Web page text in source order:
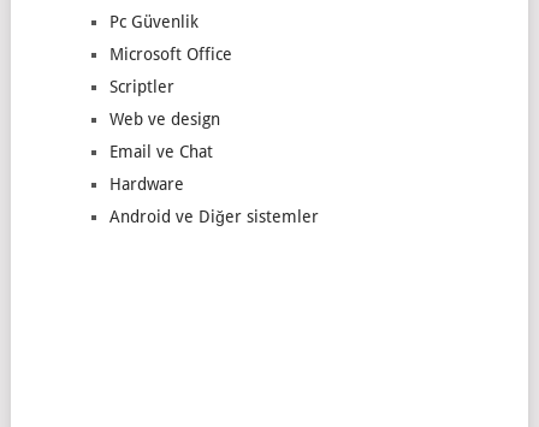
Pc Güvenlik
Microsoft Office
Scriptler
Web ve design
Email ve Chat
Hardware
Android ve Diğer sistemler